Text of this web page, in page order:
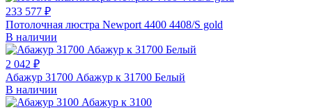
233 577 ₽
Потолочная люстра Newport 4400 4408/S gold
В наличии
2 042 ₽
Абажур 31700 Абажур к 31700 Белый
В наличии